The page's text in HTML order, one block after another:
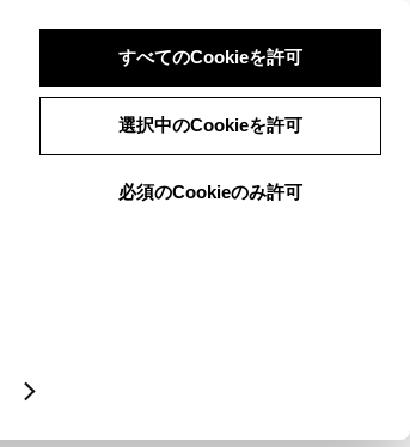
すべてのCookieを許可
選択中のCookieを許可
必須のCookieのみ許可